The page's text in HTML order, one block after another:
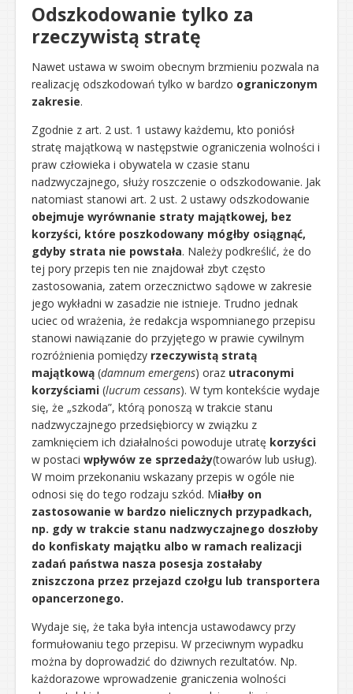
Odszkodowanie tylko za
rzeczywistą stratę
Nawet ustawa w swoim obecnym brzmieniu pozwala na
realizację odszkodowań tylko w bardzo ograniczonym
zakresie.
Zgodnie z art. 2 ust. 1 ustawy każdemu, kto poniósł
stratę majątkową w następstwie ograniczenia wolności i
praw człowieka i obywatela w czasie stanu
nadzwyczajnego, służy roszczenie o odszkodowanie. Jak
natomiast stanowi art. 2 ust. 2 ustawy odszkodowanie
obejmuje wyrównanie straty majątkowej, bez
korzyści, które poszkodowany mógłby osiągnąć,
gdyby strata nie powstała. Należy podkreślić, że do
tej pory przepis ten nie znajdował zbyt często
zastosowania, zatem orzecznictwo sądowe w zakresie
jego wykładni w zasadzie nie istnieje. Trudno jednak
uciec od wrażenia, że redakcja wspomnianego przepisu
stanowi nawiązanie do przyjętego w prawie cywilnym
rozróżnienia pomiędzy rzeczywistą stratą
majątkową (damnum emergens) oraz utraconymi
korzyściami (lucrum cessans). W tym kontekście wydaje
się, że „szkoda”, którą ponoszą w trakcie stanu
nadzwyczajnego przedsiębiorcy w związku z
zamknięciem ich działalności powoduje utratę korzyści
w postaci wpływów ze sprzedaży(towarów lub usług).
W moim przekonaniu wskazany przepis w ogóle nie
odnosi się do tego rodzaju szkód. Miałby on
zastosowanie w bardzo nielicznych przypadkach,
np. gdy w trakcie stanu nadzwyczajnego doszłoby
do konfiskaty majątku albo w ramach realizacji
zadań państwa nasza posesja zostałaby
zniszczona przez przejazd czołgu lub transportera
opancerzonego.
Wydaje się, że taka była intencja ustawodawcy przy
formułowaniu tego przepisu. W przeciwnym wypadku
można by doprowadzić do dziwnych rezultatów. Np.
każdorazowe wprowadzenie graniczenia wolności